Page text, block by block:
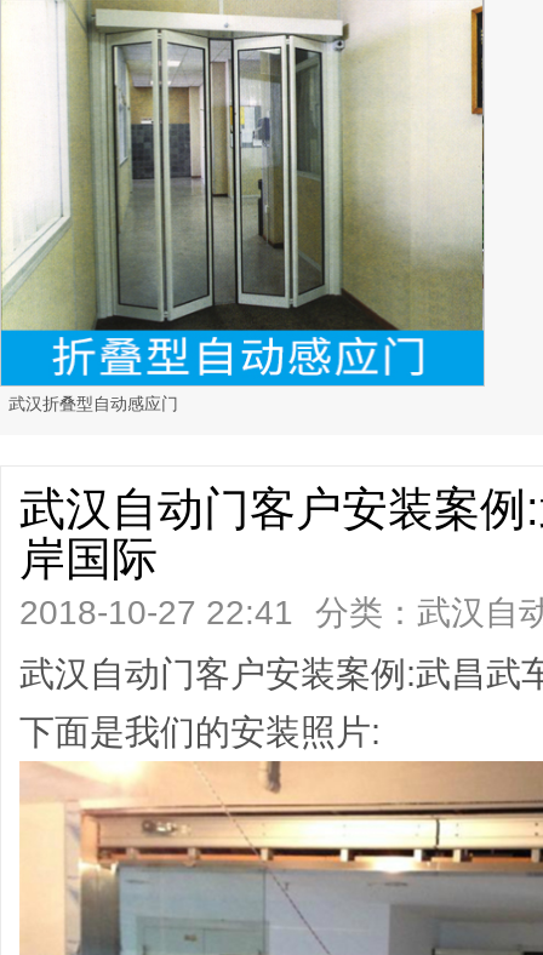
武汉折叠型自动感应门
武汉自动门客户安装案
岸国际
2018-10-27 22:41 分类： 武汉自
阅读)
武汉自动门客户安装案例:武昌武
下面是我们的安装照片: